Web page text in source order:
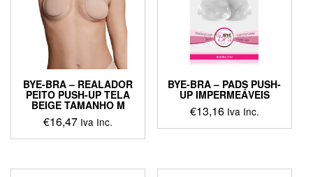
BYE-BRA – REALADOR
PEITO PUSH-UP TELA
BEIGE TAMANHO M
€16,47 Iva Inc.
This
has
BYE-BRA – PADS PUSH-
UP IMPERMEÁVEIS
€13,16 Iva Inc.